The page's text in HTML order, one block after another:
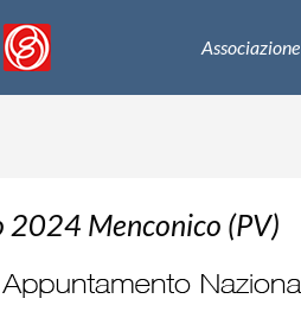
Associazione
Menconico (PV)